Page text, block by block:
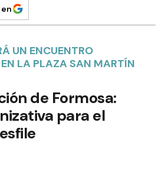
UN ENCUENTRO
LA PLAZA SAN MARTÍN
de Formosa:
para el